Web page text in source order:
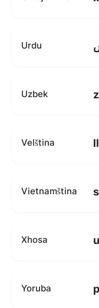
Urdu
Uzbek
Velština
Vietnamština
Xhosa
Yoruba